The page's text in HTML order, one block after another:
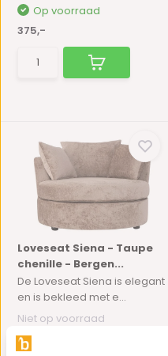
Op voorraad
375,-
Loveseat Siena - Taupe
chenille - Bergen...
De Loveseat Siena is elegant
en is bekleed met e...
Niet op voorraad
375,-